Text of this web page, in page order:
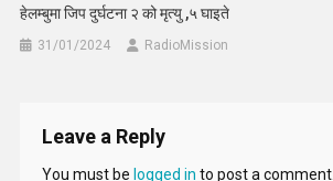
हेलम्बुमा जिप दुर्घटना २ को मृत्यु ,५ घाइते
31/01/2024 RadioMission
Leave a Reply
You must be logged in to post a comment.